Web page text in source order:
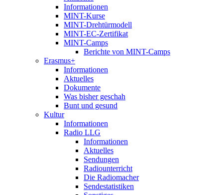
Informationen
MINT-Kurse
MINT-Drehtürmodell
MINT-EC-Zertifikat
MINT-Camps
Berichte von MINT-Camps
Erasmus+
Informationen
Aktuelles
Dokumente
Was bisher geschah
Bunt und gesund
Kultur
Informationen
Radio LLG
Informationen
Aktuelles
Sendungen
Radiounterricht
Die Radiomacher
Sendestatistiken